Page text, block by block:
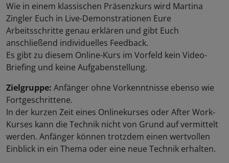
Wie in einem klassischen Präsenzkurs wird Martina
Zingler Euch in Live-Demonstrationen Eure
Arbeitsschritte genau erklären und gibt Euch
anschließend individuelles Feedback.
Es gibt zu diesem Online-Kurs im Vorfeld kein Video-
Briefing und keine Aufgabenstellung.
Zielgruppe: Anfänger ohne Vorkenntnisse ebenso wie
Fortgeschrittene.
In der kurzen Zeit eines Onlinekurses oder After Work-
Kurses kann die Technik nicht von Grund auf vermittelt
werden. Anfänger können trotzdem einen wertvollen
Einblick in ein Thema oder eine neue Technik erhalten.